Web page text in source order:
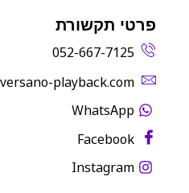
פרטי תקשורת
052-667-7125
playback.com‬
WhatsApp
Facebook
Instagram